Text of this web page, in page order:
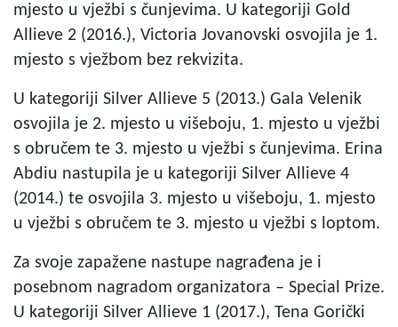
mjesto u vježbi s čunjevima. U kategoriji Gold
Allieve 2 (2016.), Victoria Jovanovski osvojila je 1.
mjesto s vježbom bez rekvizita.
U kategoriji Silver Allieve 5 (2013.) Gala Velenik
osvojila je 2. mjesto u višeboju, 1. mjesto u vježbi
s obručem te 3. mjesto u vježbi s čunjevima. Erina
Abdiu nastupila je u kategoriji Silver Allieve 4
(2014.) te osvojila 3. mjesto u višeboju, 1. mjesto
u vježbi s obručem te 3. mjesto u vježbi s loptom.
Za svoje zapažene nastupe nagrađena je i
posebnom nagradom organizatora – Special Prize.
U kategoriji Silver Allieve 1 (2017.), Tena Gorički